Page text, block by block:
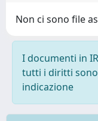
Non ci sono file
I documenti in
tutti i diritti
indicazione